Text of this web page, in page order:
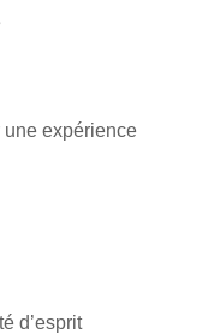
une expérience
d’esprit